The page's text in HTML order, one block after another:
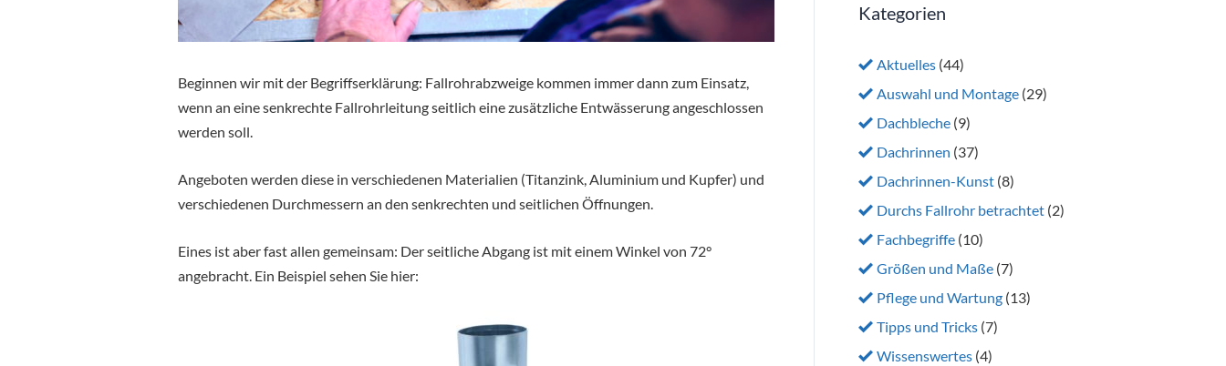
Beginnen wir mit der Begriffserklärung: Fallrohrabzweige kommen immer dann zum Einsatz,
wenn an eine senkrechte Fallrohrleitung seitlich eine zusätzliche Entwässerung angeschlossen
werden soll.
Angeboten werden diese in verschiedenen Materialien (Titanzink, Aluminium und Kupfer) und
verschiedenen Durchmessern an den senkrechten und seitlichen Öffnungen.
Eines ist aber fast allen gemeinsam: Der seitliche Abgang ist mit einem Winkel von 72°
angebracht. Ein Beispiel sehen Sie hier:
Kategorien
Aktuelles (44)
Auswahl und Montage (29)
Dachbleche (9)
Dachrinnen (37)
Dachrinnen-Kunst (8)
Durchs Fallrohr betrachtet (2)
Fachbegriffe (10)
Größen und Maße (7)
Pflege und Wartung (13)
Tipps und Tricks (7)
Wissenswertes (4)